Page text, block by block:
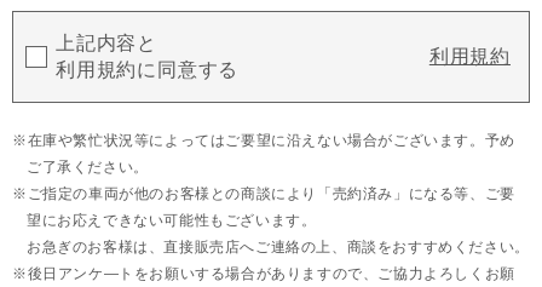
上記内容と
利用規約に同意する
利用規約
在庫や繁忙状況等によってはご要望に沿えない場合がございます。予め
ご了承ください。
ご指定の車両が他のお客様との商談により「売約済み」になる等、ご要
望にお応えできない可能性もございます。
お急ぎのお客様は、直接販売店へご連絡の上、商談をおすすめください。
後日アンケ―トをお願いする場合がありますので、ご協力よろしくお願